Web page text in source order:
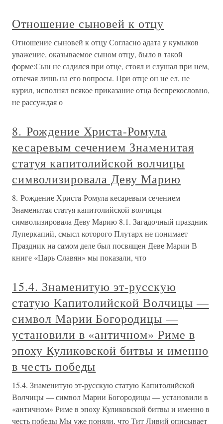
Отношение сыновей к отцу
Отношение сыновей к отцу Согласно адата у кумыков
уважение, оказываемое сыном отцу, было в такой
форме:Сын не садился при отце, стоял и слушал при нем,
отвечая лишь на его вопросы. При отце он не ел, не
курил, исполнял всякое приказание отца беспрекословно,
не рассуждая о
8. Рождение Христа-Ромула
кесаревым сечением Знаменитая
статуя капитолийской волчицы
символизировала Деву Марию
8. Рождение Христа-Ромула кесаревым сечением
Знаменитая статуя капитолийской волчицы
символизировала Деву Марию 8.1. Загадочный праздник
Луперкапий, смысл которого Плутарх не понимает
Праздник на самом деле был посвящен Деве Марии В
книге «Царь Славян» мы показали, что
15.4. Знаменитую эт-русскую
статую Капитолийской Волчицы —
символ Марии Богородицы —
установили в «античном» Риме в
эпоху Куликовской битвы и именно
в честь победы
15.4. Знаменитую эт-русскую статую Капитолийской
Волчицы — символ Марии Богородицы — установили в
«античном» Риме в эпоху Куликовской битвы и именно в
честь победы Мы уже поняли, что Тит Ливий описывает